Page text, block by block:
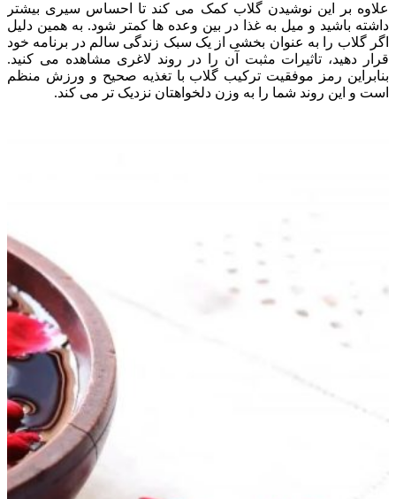
علاوه بر این نوشیدن گلاب کمک می کند تا احساس سیری بیشتر
داشته باشید و میل به غذا در بین وعده ها کمتر شود. به همین دلیل
اگر گلاب را به عنوان بخشی از یک سبک زندگی سالم در برنامه خود
قرار دهید، تاثیرات مثبت آن را در روند لاغری مشاهده می کنید.
بنابراین رمز موفقیت ترکیب گلاب با تغذیه صحیح و ورزش منظم
است و این روند شما را به وزن دلخواهتان نزدیک تر می کند.